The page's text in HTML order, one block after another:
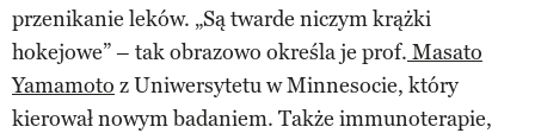
przenikanie leków. „Są twarde niczym krążki
hokejowe” – tak obrazowo określa je prof. Masato
Yamamoto z Uniwersytetu w Minnesocie, który
kierował nowym badaniem. Także immunoterapie,